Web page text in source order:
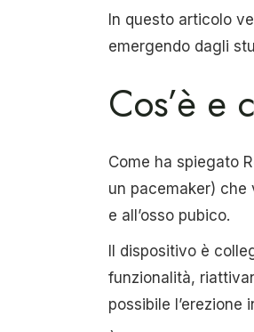
In questo articolo
emergendo dagli
Cos’è e
Come ha spiegato
un pacemaker)
e all’osso pubico.
Il dispositivo è
funzionalità,
possibile l’erezione